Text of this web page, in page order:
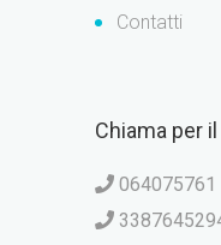
Contatti
Chiama per
064075761